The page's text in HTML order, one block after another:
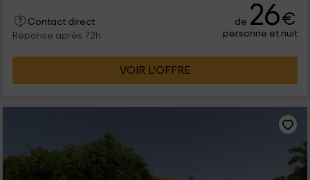
Contact direct
Réponse après 72h
de 26€
personne et nuit
VOIR L’OFFRE